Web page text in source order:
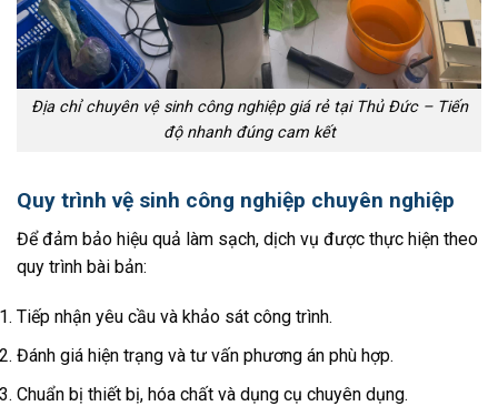
Địa chỉ chuyên vệ sinh công nghiệp giá rẻ tại Thủ Đức – Tiến
độ nhanh đúng cam kết
Quy trình vệ sinh công nghiệp chuyên nghiệp
Để đảm bảo hiệu quả làm sạch, dịch vụ được thực hiện theo
quy trình bài bản:
Tiếp nhận yêu cầu và khảo sát công trình.
Đánh giá hiện trạng và tư vấn phương án phù hợp.
Chuẩn bị thiết bị, hóa chất và dụng cụ chuyên dụng.